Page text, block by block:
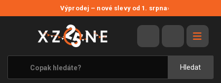
Výprodej – nové slevy od 1. srpna›
Hledat
VÝPRODEJ
VIDEOHRY
XZONE ORIGINALS
TÉMATIKY